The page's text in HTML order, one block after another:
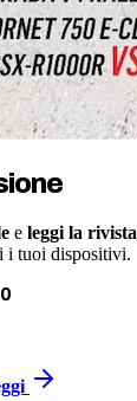
e leggi la rivista
i tuoi dispositivi.